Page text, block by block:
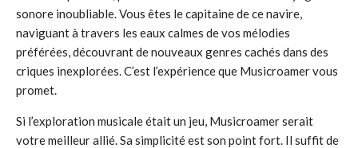
sonore inoubliable. Vous êtes le capitaine de ce navire,
naviguant à travers les eaux calmes de vos mélodies
préférées, découvrant de nouveaux genres cachés dans des
criques inexplorées. C’est l’expérience que Musicroamer vous
promet.
Si l’exploration musicale était un jeu, Musicroamer serait
votre meilleur allié. Sa simplicité est son point fort. Il suffit de